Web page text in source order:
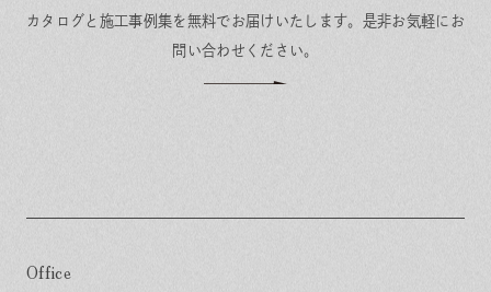
カタログと施工事例集を無料でお届けいたします。 是非お気軽にお
問い合わせください。
Office